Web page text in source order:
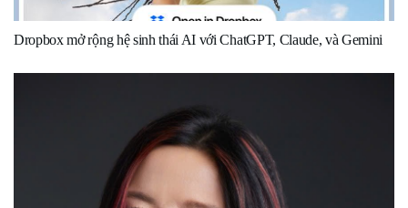
Dropbox mở rộng hệ sinh thái AI với ChatGPT, Claude, và Gemini